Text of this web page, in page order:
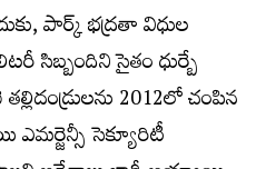
పార్క్‌ భద్రతా విధుల
సిబ్బందిని సైతం ధుర్బే
2012లో చంపిన
సెక్యూరిటీ